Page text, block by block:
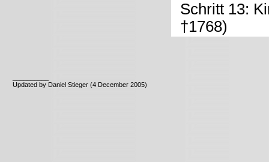
Schritt 13:
†1768)
Updated by Daniel Stieger (4 December 2005)